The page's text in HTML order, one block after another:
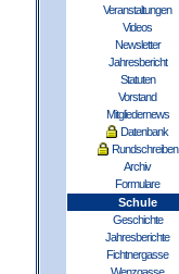
Veranstaltungen
Videos
Newsletter
Jahresbericht
Statuten
Vorstand
Mitgliedernews
Datenbank
Rundschreiben
Archiv
Formulare
Schule
Geschichte
Jahresberichte
Fichtnergasse